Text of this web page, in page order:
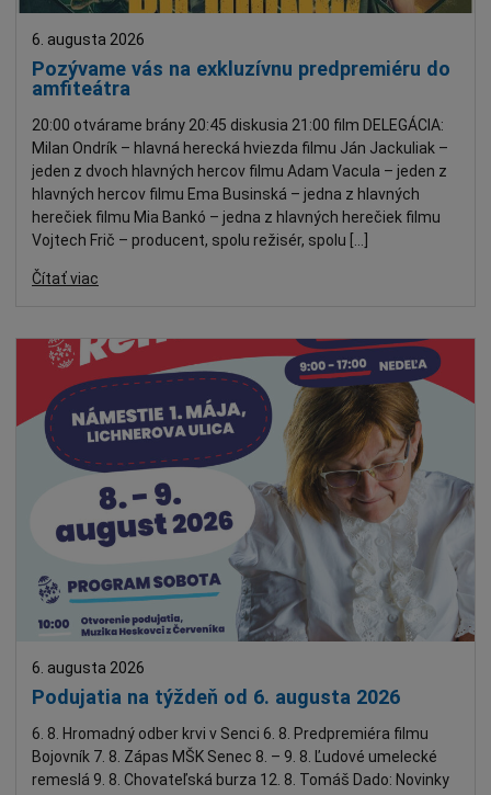
Pozývame vás na exkluzívnu predpremiéru do
amfiteátra
20:00 otvárame brány 20:45 diskusia 21:00 film DELEGÁCIA:
Milan Ondrík – hlavná herecká hviezda filmu Ján Jackuliak –
jeden z dvoch hlavných hercov filmu Adam Vacula – jeden z
hlavných hercov filmu Ema Businská – jedna z hlavných
herečiek filmu Mia Bankó – jedna z hlavných herečiek filmu
Vojtech Frič – producent, spolu režisér, spolu […]
6. augusta 2026
Čítať viac
Podujatia na týždeň od 6. augusta 2026
6. 8. Hromadný odber krvi v Senci 6. 8. Predpremiéra filmu
Bojovník 7. 8. Zápas MŠK Senec 8. – 9. 8. Ľudové umelecké
remeslá 9. 8. Chovateľská burza 12. 8. Tomáš Dado: Novinky
6. augusta 2026